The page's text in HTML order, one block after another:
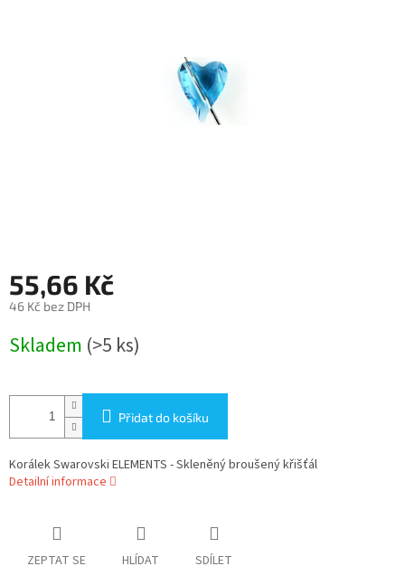
55,66 Kč
46 Kč bez DPH
cena:
Skladem (>5 ks)
Přidat do košíku
Korálek Swarovski ELEMENTS - Skleněný broušený křišťál
Detailní informace
ZEPTAT SE HLÍDAT SDÍLET